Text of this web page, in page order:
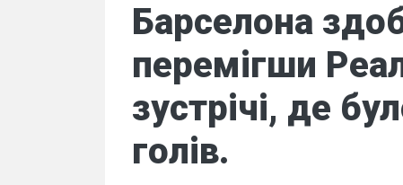
Барселона
перемігши
зустрічі, де
голів.